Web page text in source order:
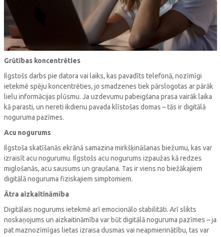
Grūtības koncentrēties
Ilgstošs darbs pie datora vai laiks, kas pavadīts telefonā, nozīmīgi
ietekmē spēju koncentrēties, jo smadzenes tiek pārslogotas ar pārāk
lielu informācijas plūsmu. Ja uzdevumu pabeigšana prasa vairāk laika
kā parasti, un nereti ikdienu pavada klīstošas domas – tās ir digitālā
noguruma pazīmes.
Acu nogurums
Ilgstoša skatīšanās ekrānā samazina mirkšķināšanas biežumu, kas var
izraisīt acu nogurumu. Ilgstošs acu nogurums izpaužas kā redzes
miglošanās, acu sausums un graušana. Tas ir viens no biežākajiem
digitālā noguruma fiziskajiem simptomiem.
Ātra aizkaitināmība
Digitālais nogurums ietekmē arī emocionālo stabilitāti. Arī slikts
noskaņojums un aizkaitināmība var būt digitālā noguruma pazīmes – ja
pat maznozīmīgas lietas izraisa dusmas vai neapmierinātību, tas var